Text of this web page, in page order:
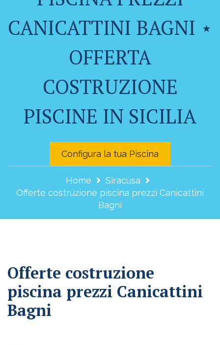
CANICATTINI BAGNI ⋆
OFFERTA
COSTRUZIONE
PISCINE IN SICILIA
Configura la tua Piscina
Home
Siracusa
Offerte costruzione piscina prezzi Canicattini
Bagni
Offerte costruzione
piscina prezzi Canicattini
Bagni